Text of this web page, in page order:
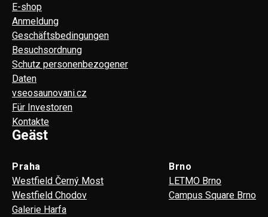
E-shop
Anmeldung
Geschäftsbedingungen
Besuchsordnung
Schutz personenbezogener
Daten
vseosaunovani.cz
Für Investoren
Kontakte
Geäst
Praha
Westfield Černý Most
Westfield Chodov
Galerie Harfa
Brno
LETMO Brno
Campus Square Brno